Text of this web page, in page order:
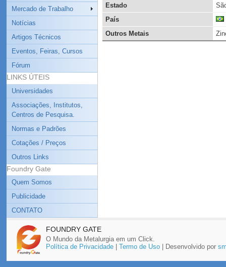
Mercado de Trabalho
Notícias
Artigos Técnicos
Eventos, Feiras, Cursos
Fórum
LINKS ÚTEIS
Universidades
Associações, Institutos,
Centros de Pesquisa.
Normas e Padrões
Cotações / Preços
Outros Links
Foundry Gate
Quem Somos
Publicidade
CONTATO
Estado
País
Outros Metais
FOUNDRY GATE
O Mundo da Metalurgia em um Click.
Política de Privacidade| Termo de Uso| Desenvolvido por